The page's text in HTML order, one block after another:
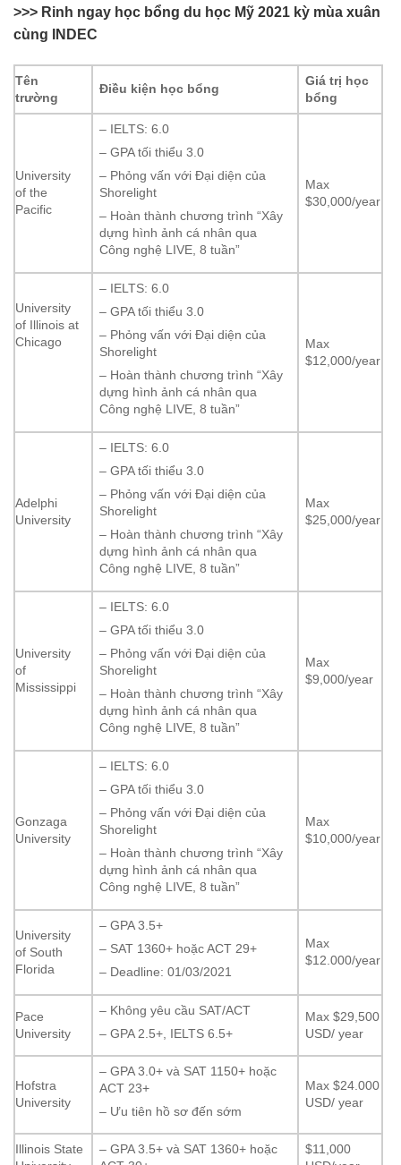
>>> Rinh ngay học bổng du học Mỹ 2021 kỳ mùa xuân
cùng INDEC
Tên
trường
Điều kiện học bổng
Giá trị học
bổng
University
of the
Pacific
– IELTS: 6.0
– GPA tối thiểu 3.0
– Phỏng vấn với Đại diện của
Shorelight
– Hoàn thành chương trình “Xây
dựng hình ảnh cá nhân qua
Công nghệ LIVE, 8 tuần”
Max
$30,000/year
University
of Illinois at
Chicago
– IELTS: 6.0
– GPA tối thiểu 3.0
– Phỏng vấn với Đại diện của
Shorelight
– Hoàn thành chương trình “Xây
dựng hình ảnh cá nhân qua
Công nghệ LIVE, 8 tuần”
Max
$12,000/year
Adelphi
University
– IELTS: 6.0
– GPA tối thiểu 3.0
– Phỏng vấn với Đại diện của
Shorelight
– Hoàn thành chương trình “Xây
dựng hình ảnh cá nhân qua
Công nghệ LIVE, 8 tuần”
Max
$25,000/year
University
of
Mississippi
– IELTS: 6.0
– GPA tối thiểu 3.0
– Phỏng vấn với Đại diện của
Shorelight
– Hoàn thành chương trình “Xây
dựng hình ảnh cá nhân qua
Công nghệ LIVE, 8 tuần”
Max
$9,000/year
Gonzaga
University
– IELTS: 6.0
– GPA tối thiểu 3.0
– Phỏng vấn với Đại diện của
Shorelight
– Hoàn thành chương trình “Xây
dựng hình ảnh cá nhân qua
Công nghệ LIVE, 8 tuần”
Max
$10,000/year
University
of South
Florida
– GPA 3.5+
– SAT 1360+ hoặc ACT 29+
– Deadline: 01/03/2021
Max
$12.000/year
Pace
University
– Không yêu cầu SAT/ACT
– GPA 2.5+, IELTS 6.5+
Max $29,500
USD/ year
Hofstra
University
– GPA 3.0+ và SAT 1150+ hoặc
ACT 23+
– Ưu tiên hồ sơ đến sớm
Max $24.000
USD/ year
Illinois State
– GPA 3.5+ và SAT 1360+ hoặc
$11,000